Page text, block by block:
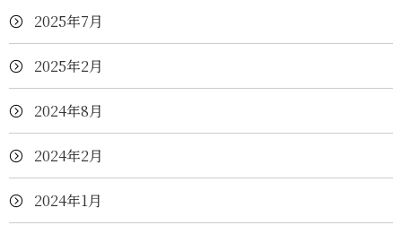
2025年7月
2025年2月
2024年8月
2024年2月
2024年1月